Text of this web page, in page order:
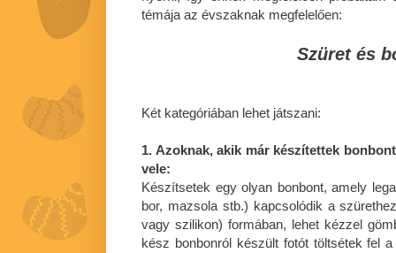
témája az évszaknak megfelelően:
Szüret és
Két kategóriában lehet játszani:
1. Azoknak, akik már készítettek
vele:
Készítsetek egy olyan bonbont, amely
bor, mazsola stb.) kapcsolódik a
vagy szilikon) formában, lehet kézzel
kész bonbonról készült fotót töltsétek fel